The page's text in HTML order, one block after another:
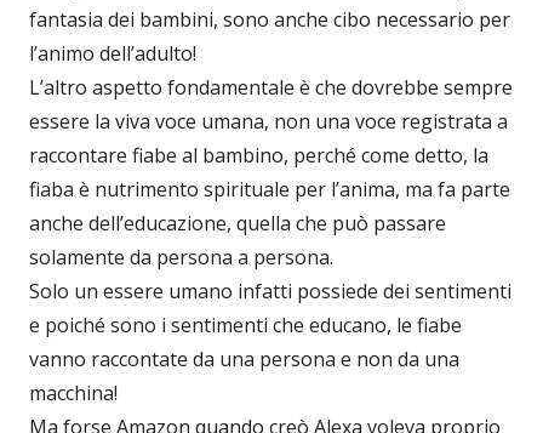
fantasia dei bambini, sono anche cibo necessario per
l’animo dell’adulto!
L’altro aspetto fondamentale è che dovrebbe sempre
essere la viva voce umana, non una voce registrata a
raccontare fiabe al bambino, perché come detto, la
fiaba è nutrimento spirituale per l’anima, ma fa parte
anche dell’educazione, quella che può passare
solamente da persona a persona.
Solo un essere umano infatti possiede dei sentimenti
e poiché sono i sentimenti che educano, le fiabe
vanno raccontate da una persona e non da una
macchina!
Ma forse Amazon quando creò Alexa voleva proprio